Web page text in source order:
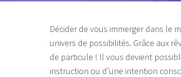
Décider de vous immerger dans le
univers de possibilités. Grâce aux
de particule ! Il vous devient
instruction ou d’une intention